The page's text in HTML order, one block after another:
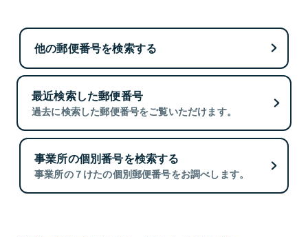
他の郵便番号を検索する
最近検索した郵便番号
過去に検索した郵便番号をご覧いただけます。
事業所の個別番号を検索する
事業所の７けたの個別郵便番号をお調べします。